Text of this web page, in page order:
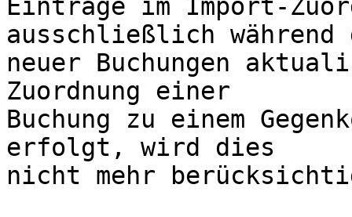
Einträge im Import-
ausschließlich während
neuer Buchungen
Zuordnung einer
Buchung zu einem
erfolgt, wird dies
nicht mehr